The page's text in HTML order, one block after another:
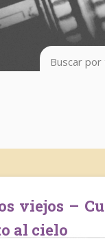
al cielo